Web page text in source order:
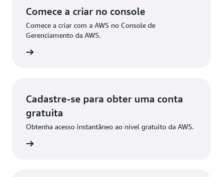
Comece a criar no console
Comece a criar com a AWS no Console de
Gerenciamento da AWS.
Cadastre-se para obter uma conta
gratuita
Obtenha acesso instantâneo ao nível gratuito da AWS.